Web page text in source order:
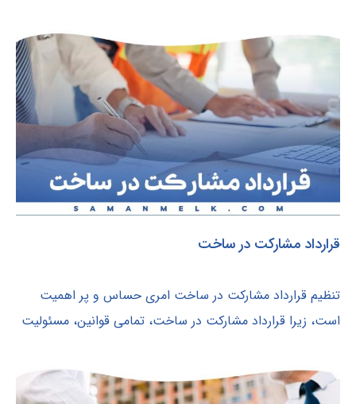
قرارداد مشارکت در ساخت
تنظیم قرارداد مشارکت در ساخت امری حساس و پر اهمیت
است، زیرا قرارداد مشارکت در ساخت، تمامی قوانین، مسئولیت‌